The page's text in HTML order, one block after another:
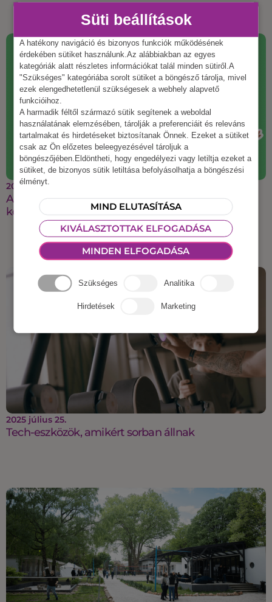
2025 augusztus 21.
A legmenőbb őszi csapatépítő ötletek, amiket a
kollégáid imádni fognak
2025 július 25.
Tech-eszközök, amikért sorban állnak
Süti beállítások
A hatékony navigáció és bizonyos funkciók működésének
érdekében sütiket használunk.Az alábbiakban az egyes
kategóriák alatt részletes információkat talál minden sütiről.A
"Szükséges" kategóriába sorolt sütiket a böngésző tárolja, mivel
ezek elengedhetetlenül szükségesek a webhely alapvető
funkcióihoz.
A harmadik féltől származó sütik segítenek a weboldal
használatának elemzésében, tárolják a preferenciáit és releváns
tartalmakat és hirdetéseket biztosítanak Önnek. Ezeket a sütiket
csak az Ön előzetes beleegyezésével tároljuk a
böngészőjében.Eldöntheti, hogy engedélyezi vagy letiltja ezeket a
sütiket, de bizonyos sütik letiltása befolyásolhatja a böngészési
élményt.
MIND ELUTASÍTÁSA
KIVÁLASZTOTTAK ELFOGADÁSA
MINDEN ELFOGADÁSA
Szükséges Analitika
Hirdetések Marketing